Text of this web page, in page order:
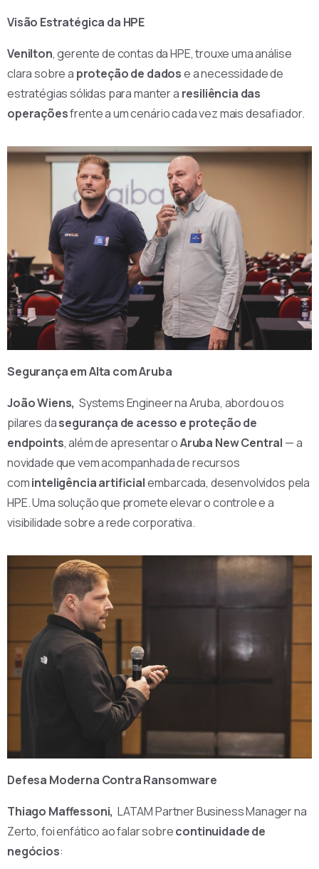
Visão Estratégica da HPE
Venilton, gerente de contas da HPE, trouxe uma análise
clara sobre a proteção de dadose a necessidade de
estratégias sólidas para manter a resiliência das
operaçõesfrente a um cenário cada vez mais desafiador.
Segurança em Alta com Aruba
João Wiens, Systems Engineer na Aruba, abordou os
pilares dasegurança de acesso e proteção de
endpoints, além de apresentar oAruba New Central — a
novidade que vem acompanhada de recursos
cominteligência artificialembarcada, desenvolvidos pela
HPE. Uma solução que promete elevar o controle e a
visibilidade sobre a rede corporativa.
Defesa Moderna Contra Ransomware
Thiago Maffessoni, LATAM Partner Business Manager na
Zerto, foi enfático ao falar sobrecontinuidade de
negócios: